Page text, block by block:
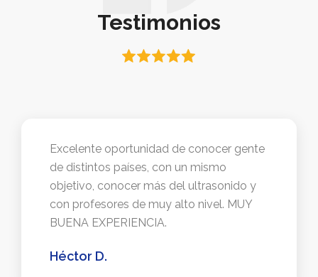
Testimonios
Excelente oportunidad de conocer gente
de distintos países, con un mismo
objetivo, conocer más del ultrasonido y
con profesores de muy alto nivel. MUY
BUENA EXPERIENCIA.
Héctor D.